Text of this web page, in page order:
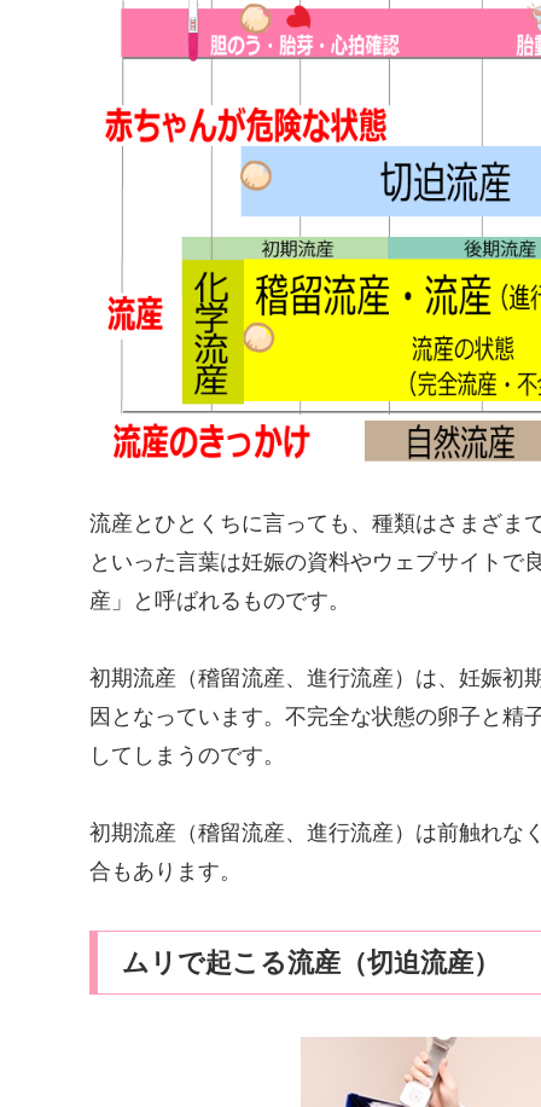
流産とひとくちに言っても、種類はさまざま
といった言葉は妊娠の資料やウェブサイトで
産」と呼ばれるものです。
初期流産（稽留流産、進行流産）は、妊娠初
因となっています。不完全な状態の卵子と精
してしまうのです。
初期流産（稽留流産、進行流産）は前触れな
合もあります。
ムリで起こる流産（切迫流産）